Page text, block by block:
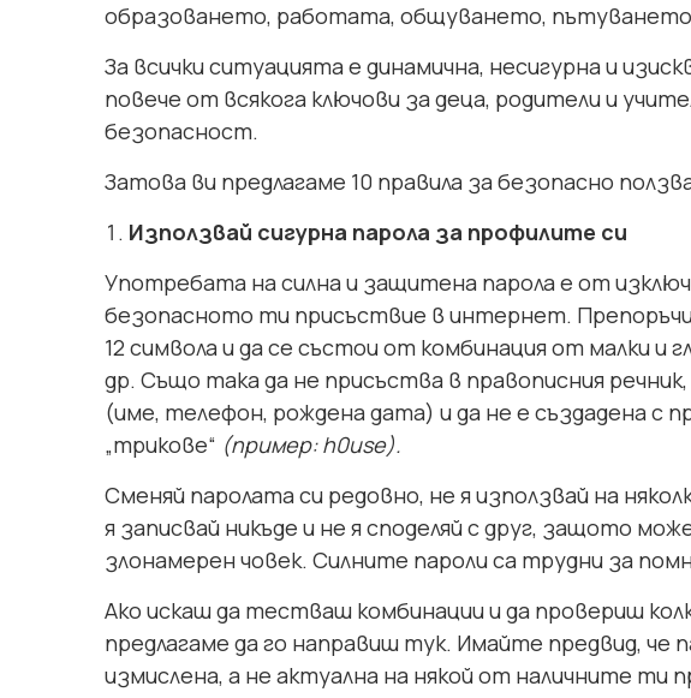
образоването, работата, общуването,
За всички ситуацията е динамична, несигурна и
повече от всякога ключови за деца, родители и
безопасност.
Затова ви предлагаме 10 правила за безопасно
Използвай сигурна парола за профилите си
Употребата на силна и защитена парола е от
безопасното ти присъствие в интернет.
12 символа и да се състои от комбинация от малки и
др. Също така да не присъства в правописния речник,
(име, телефон, рождена дата) и да не е създадена с
„трикове“ (пример: h0use).
Сменяй паролата си редовно, не я използвай на
я записвай никъде и не я споделяй с друг, защото
злонамерен човек. Силните пароли са трудни за
Ако искаш да тестваш комбинации и да провериш
предлагаме да го направиш тук. Имайте предвид, че
измислена, а не актуална на някой от наличните ти